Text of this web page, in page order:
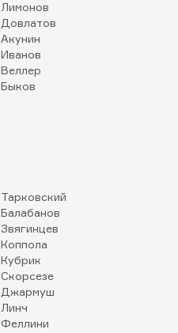
Лимонов
Довлатов
Акунин
Иванов
Веллер
Быков
Тарковский
Балабанов
Звягинцев
Коппола
Кубрик
Скорсезе
Джармуш
Линч
Феллини